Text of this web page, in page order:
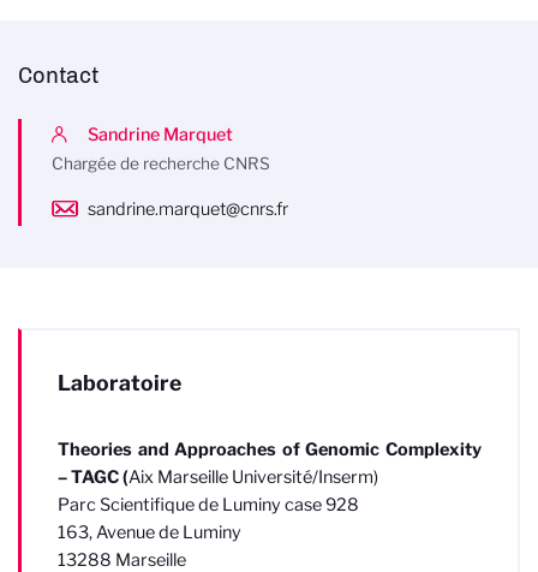
Contact
Sandrine Marquet
Chargée de recherche CNRS
sandrine.marquet@cnrs.fr
Laboratoire
Theories and Approaches of Genomic Complexity
– TAGC (Aix Marseille Université/Inserm)
Parc Scientifique de Luminy case 928
163, Avenue de Luminy
13288 Marseille